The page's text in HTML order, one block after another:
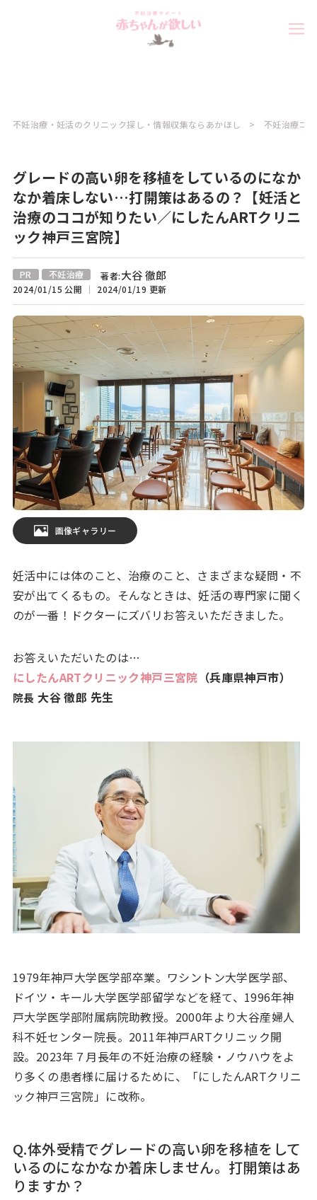
不妊治療・妊活のクリニック探し・情報収集ならあかほし 不妊治療コ
グレードの高い卵を移植をしているのになか
なか着床しない…打開策はあるの？【妊活と
治療のココが知りたい／にしたんARTクリニ
ック神戸三宮院】
PR 不妊治療 著者:大谷 徹郎
2024/01/15 公開 2024/01/19 更新
画像ギャラリー
妊活中には体のこと、治療のこと、さまざまな疑問・不
安が出てくるもの。そんなときは、妊活の専門家に聞く
のが一番！ドクターにズバリお答えいただきました。
お答えいただいたのは…
にしたんARTクリニック神戸三宮院 （兵庫県神戸市）
院長 大谷 徹郎 先生
1979年神戸大学医学部卒業。ワシントン大学医学部、
ドイツ・キール大学医学部留学などを経て、1996年神
戸大学医学部附属病院助教授。2000年より大谷産婦人
科不妊センター院長。2011年神戸ARTクリニック開
設。2023年７月長年の不妊治療の経験・ノウハウをよ
り多くの患者様に届けるために、「にしたんARTクリニ
ック神戸三宮院」に改称。
Q.体外受精でグレードの高い卵を移植をして
いるのになかなか着床しません。打開策はあ
りますか？